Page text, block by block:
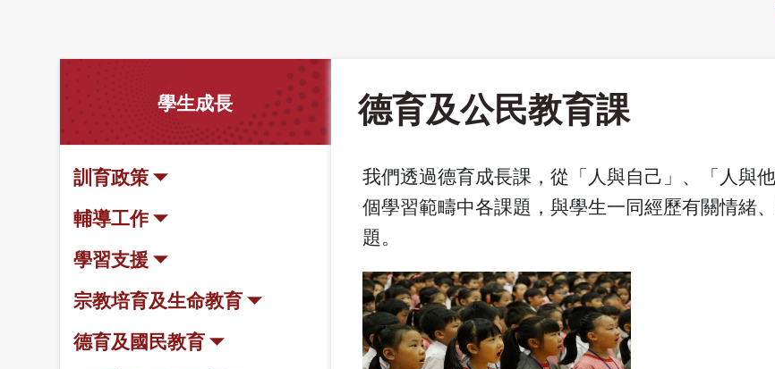
學生成長
訓育政策
輔導工作
學習支援
宗教培育及生命教育
德育及國民教育
德育及公民教育課
我們透過德育成長課，從「人與自己」、「人與
個學習範疇中各課題，與學生一同經歷有關情緒
題。